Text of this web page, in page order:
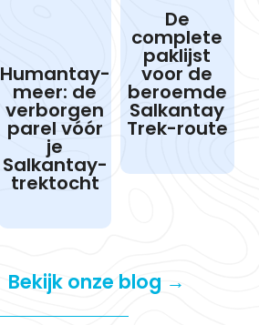
Humantay-
meer: de
verborgen
parel vóór
je
Salkantay-
trektocht
De
complete
paklijst
voor de
beroemde
Salkantay
Trek-route
Bekijk onze blog →